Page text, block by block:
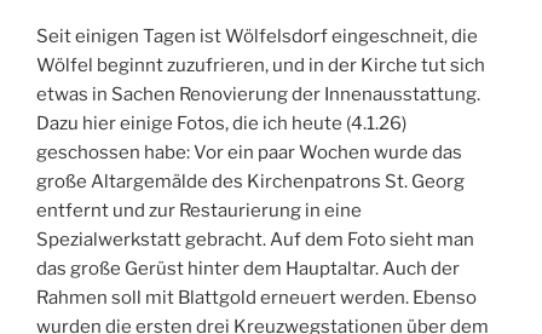
Seit einigen Tagen ist Wölfelsdorf eingeschneit, die
Wölfel beginnt zuzufrieren, und in der Kirche tut sich
etwas in Sachen Renovierung der Innenausstattung.
Dazu hier einige Fotos, die ich heute (4.1.26)
geschossen habe: Vor ein paar Wochen wurde das
große Altargemälde des Kirchenpatrons St. Georg
entfernt und zur Restaurierung in eine
Spezialwerkstatt gebracht. Auf dem Foto sieht man
das große Gerüst hinter dem Hauptaltar. Auch der
Rahmen soll mit Blattgold erneuert werden. Ebenso
wurden die ersten drei Kreuzwegstationen über dem